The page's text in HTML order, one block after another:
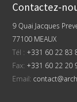
Contactez-
9 Quai Jacques
77100 MEAUX
Tél : +331 60 22 83
Fax: +331 60 22 20
Email: